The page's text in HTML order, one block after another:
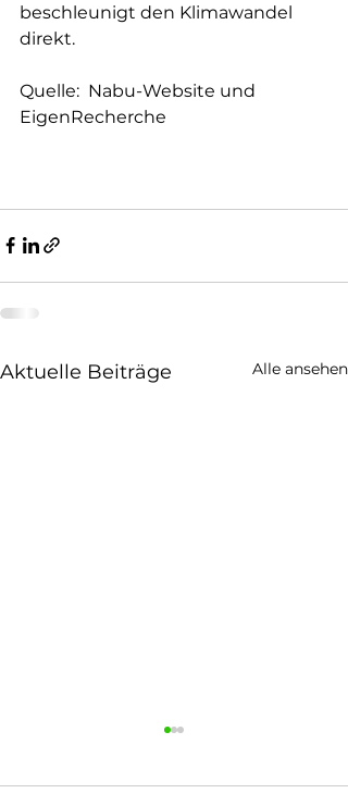
beschleunigt den Klimawandel
direkt.
Quelle:  Nabu-Website und
EigenRecherche
Aktuelle Beiträge Alle ansehen